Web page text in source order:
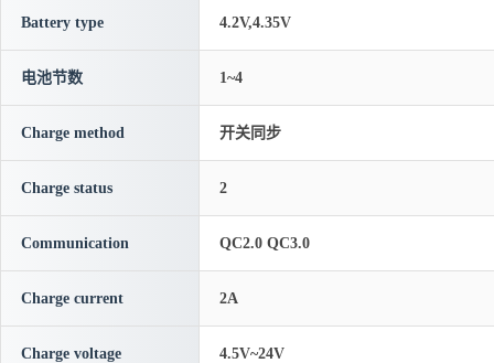
Battery type 4.2V,4.35V
电池节数 1~4
Charge method 开关同步
Charge status 2
Communication QC2.0 QC3.0
Charge current 2A
Charge voltage 4.5V~24V